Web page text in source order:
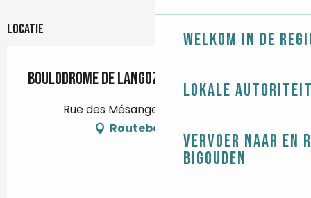
Welkom in de
Lokale
Vervoer naar en
Bigouden
Locatie
Boulodrome de Langoz
Rue des Mésanges, 29750 Loctudy
Routebeschrijving